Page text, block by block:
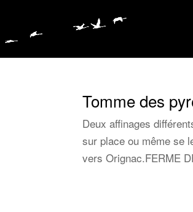
Tomme des
Deux affinages
sur place ou même se
vers Orignac.FERME